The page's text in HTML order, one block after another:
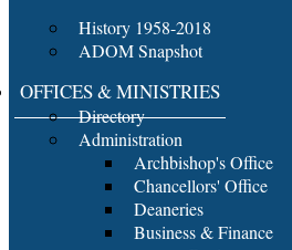
History 1958-2018
ADOM Snapshot
OFFICES & MINISTRIES
Directory
Administration
Archbishop's Office
Chancellors' Office
Deaneries
Business & Finance